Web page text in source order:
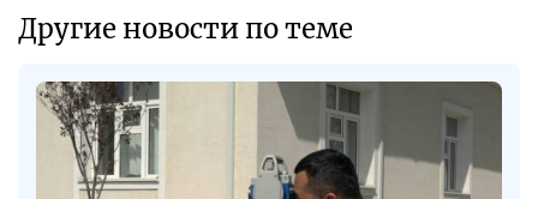
Другие новости по теме